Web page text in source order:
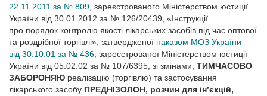
22.11.2011 за № 809 , зареєстрованого Міністерством юстиції
України від 30.01.2012 за № 126/20439, «Інструкції
про порядок контролю якості лікарських засобів під час оптової
та роздрібної торгівлі», затвердженої наказом МОЗ України
від 30.10.01 за № 436 , зареєстрованої Міністерством юстиції
України від 05.02.02 за № 107/6395, зі змінами, ТИМЧАСОВО
ЗАБОРОНЯЮ реалізацію (торгівлю) та застосування
лікарського засобу ПРЕДНІЗОЛОН, розчин для ін’єкцій,